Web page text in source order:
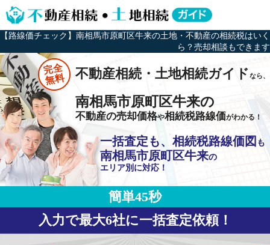
【路線価チェック】南相馬市原町区牛来の土地・不動産の相続税はいく
ら？売却相談もできます
完全
無料 不動産相続・土地相続ガイドなら、
南相馬市原町区牛来の
不動産の売却価格や相続税路線価がわかる！
一括査定も、相続税路線価図 も
南相馬市原町区牛来の
エリア別に対応！
簡単45秒
入力で最大6社に一括査定依頼！